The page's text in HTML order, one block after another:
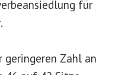
für
geringeren Zahl an